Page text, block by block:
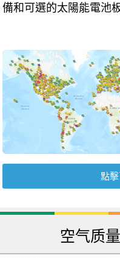
備和可選的太陽能電池
點
空气质